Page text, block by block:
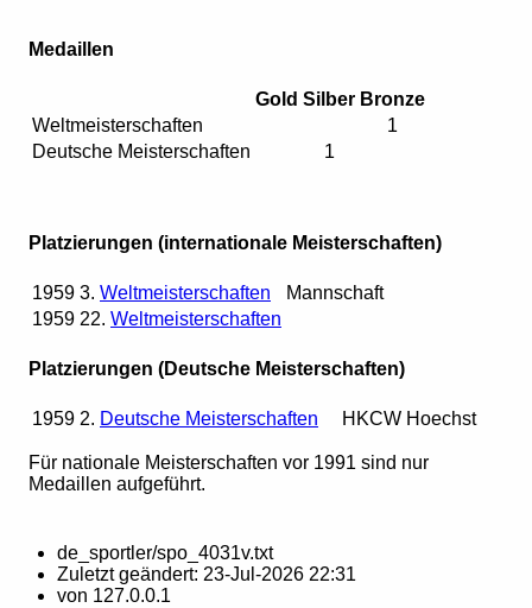
Medaillen
Gold Silber Bronze
Weltmeisterschaften
1
Deutsche Meisterschaften
1
Platzierungen (internationale Meisterschaften)
1959 3. Weltmeisterschaften
Mannschaft
1959 22. Weltmeisterschaften
Platzierungen (Deutsche Meisterschaften)
1959 2. Deutsche Meisterschaften HKCW Hoechst
Für nationale Meisterschaften vor 1991 sind nur
Medaillen aufgeführt.
de_sportler/spo_4031v.txt
Zuletzt geändert: 23-Jul-2026 22:31
von 127.0.0.1